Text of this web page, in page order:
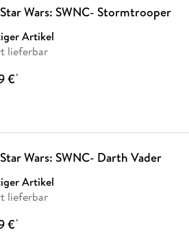
Wars: SWNC- Stormtrooper
Artikel
lieferbar
€*
Wars: SWNC- Darth Vader
Artikel
lieferbar
€*